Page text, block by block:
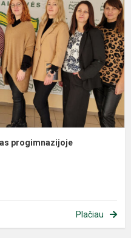
progimnazijoje
Plačiau